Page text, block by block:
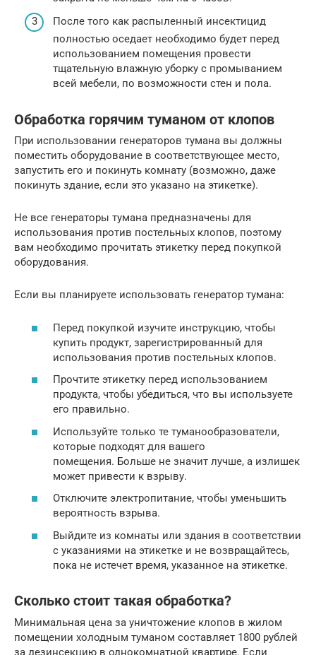
После того как распыленный инсектицид
полностью оседает необходимо будет перед
использованием помещения провести
тщательную влажную уборку с промыванием
всей мебели, по возможности стен и пола.
Обработка горячим туманом от клопов
При использовании генераторов тумана вы должны
поместить оборудование в соответствующее место,
запустить его и покинуть комнату (возможно, даже
покинуть здание, если это указано на этикетке).
Не все генераторы тумана предназначены для
использования против постельных клопов, поэтому
вам необходимо прочитать этикетку перед покупкой
оборудования.
Если вы планируете использовать генератор тумана:
Перед покупкой изучите инструкцию, чтобы
купить продукт, зарегистрированный для
использования против постельных клопов.
Прочтите этикетку перед использованием
продукта, чтобы убедиться, что вы используете
его правильно.
Используйте только те туманообразователи,
которые подходят для вашего
помещения. Больше не значит лучше, а излишек
может привести к взрыву.
Отключите электропитание, чтобы уменьшить
вероятность взрыва.
Выйдите из комнаты или здания в соответствии
с указаниями на этикетке и не возвращайтесь,
пока не истечет время, указанное на этикетке.
Сколько стоит такая обработка?
Минимальная цена за уничтожение клопов в жилом
помещении холодным туманом составляет 1800 рублей
за дезинсекцию в однокомнатной квартире. Если